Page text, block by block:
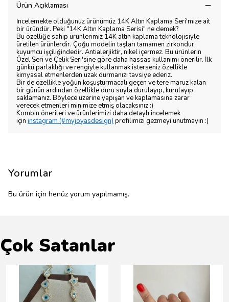
Ürün Açıklaması
İncelemekte olduğunuz ürünümüz 14K Altın Kaplama Seri'mize ait
bir üründür. Peki "14K Altın Kaplama Serisi" ne demek?
Bu özelliğe sahip ürünlerimiz 14K altın kaplama teknolojisiyle
üretilen ürünlerdir. Çoğu modelin taşları tamamen zirkondur,
kuyumcu işçiliğindedir. Antialerjiktir, nikel içermez. Bu ürünlerin
Özel Seri ve Çelik Seri'sine göre daha hassas kullanımı önerilir. İlk
günkü parlaklığı ve rengiyle kullanmak isterseniz özellikle
kimyasal etmenlerden uzak durmanızı tavsiye ederiz.
Bir de özellikle yoğun koşuşturmacalı geçen ve tere maruz kalan
bir günün ardından özellikle duru suyla durulayıp, kurulayıp
saklamanız. Böylece üzerine yapışan ve kaplamasına zarar
verecek etmenleri minimize etmiş olacaksınız :)
Kombin önerileri ve ürünlerimizi daha detaylı incelemek
için instagram (#myjoyasdesign) profilimizi gezmeyi unutmayın :)
Yorumlar
Bu ürün için henüz yorum yapılmamış.
Çok Satanlar